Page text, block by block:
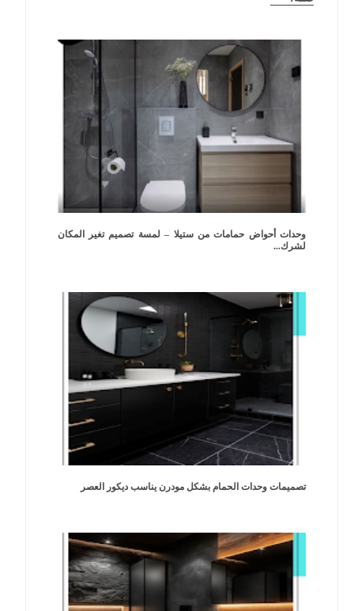
وحدات أحواض حمامات من ستيلا – لمسة تصميم تغير المكان
لشرك...
تصميمات وحدات الحمام بشكل مودرن يناسب ديكور العصر